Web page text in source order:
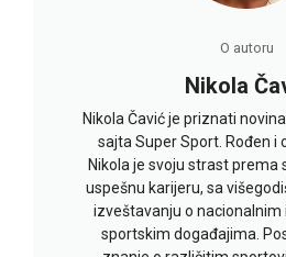
O autoru
Nikola
Nikola Čavić je priznati
sajta Super Sport. Rođen i
Nikola je svoju strast prema
uspešnu karijeru, sa
izveštavanju o
sportskim događajima.